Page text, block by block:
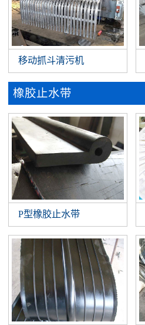
移动抓斗清污机
橡胶止水带
P型橡胶止水带